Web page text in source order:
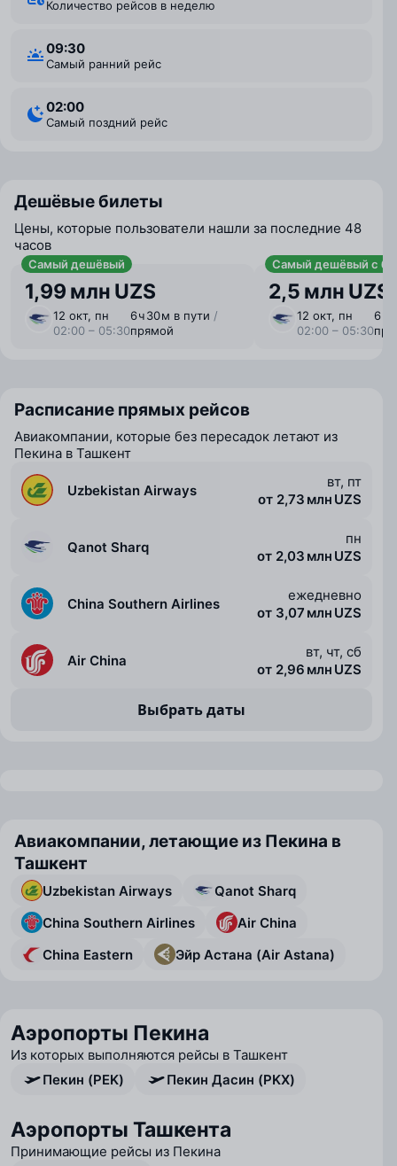
Количество рейсов в неделю
09:30
Самый ранний рейс
02:00
Самый поздний рейс
Дешёвые билеты
Цены, которые пользователи нашли за последние 48
часов
Самый дешёвый
1,99 млн UZS
12 окт, пн
02:00 – 05:30
6 ⁠ч 30 ⁠м в пути /
прямой
Самый дешёвый с
2,5 млн UZS
12 окт, пн
02:00 – 05:30
6 ⁠ч
Расписание прямых рейсов
Авиакомпании, которые без пересадок летают из
Пекина в Ташкент
Uzbekistan Airways
вт, пт
от 2,73 млн UZS
Qanot Sharq
пн
от 2,03 млн UZS
China Southern Airlines
ежедневно
от 3,07 млн UZS
Air China
вт, чт, сб
от 2,96 млн UZS
Выбрать даты
Авиакомпании, летающие из Пекина в
Ташкент
Uzbekistan Airways
Qanot Sharq
China Southern Airlines
Air China
China Eastern
Эйр Астана (Air Astana)
Аэропорты Пекина
Из которых выполняются рейсы в Ташкент
Пекин (PEK)
Пекин Дасин (PKX)
Аэропорты Ташкента
Принимающие рейсы из Пекина